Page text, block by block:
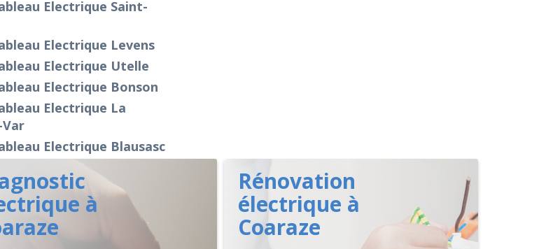
Electrique Saint-
Electrique Levens
Electrique Utelle
Electrique Bonson
Electrique La
Electrique Blausasc
à
Rénovation
électrique à
Coaraze